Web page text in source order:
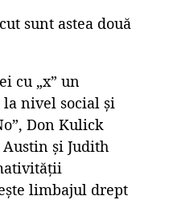
sunt astea două
cu „x” un
nivel social și
Don Kulick
și Judith
limbajul drept